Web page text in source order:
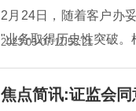
2月24日，随着客户办
"业务取得历史性突破
2023-03-07 11:53:21
焦点简讯:证监会